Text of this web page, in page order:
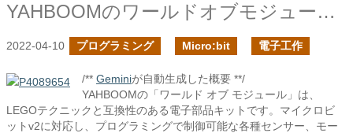
YAHBOOMのワールドオブモジュールを購入した
2022-04-10 プログラミング Micro:bit 電子工作
/** Geminiが自動生成した概要 **/
YAHBOOMの「ワールド オブ モジュール」は、
LEGOテクニックと互換性のある電子部品キットです。マイクロビ
ットv2に対応し、プログラミングで制御可能な各種センサー、モー